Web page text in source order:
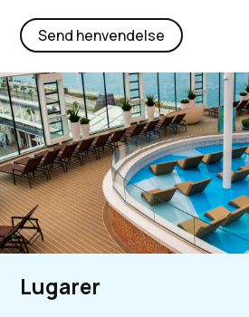
Send henvendelse
Lugarer